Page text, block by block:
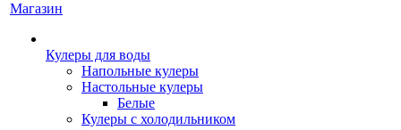
Магазин
Кулеры для воды
Напольные кулеры
Настольные кулеры
Белые
Кулеры с холодильником